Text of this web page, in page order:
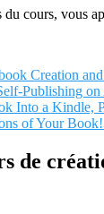
cours, vous
Publishing
Into a Kindle,
of Your Book!
de